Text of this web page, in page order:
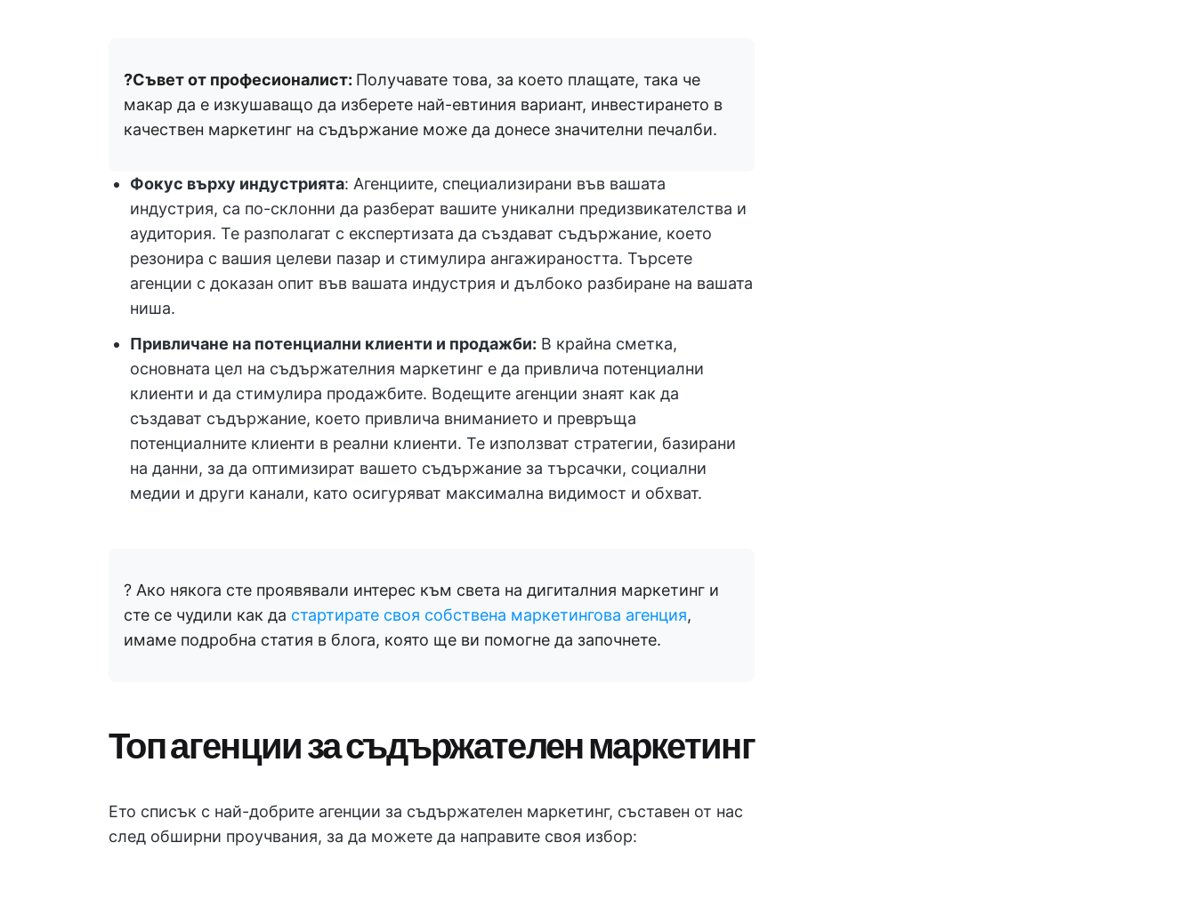
?Съвет от професионалист: Получавате това, за което плащате, така че
макар да е изкушаващо да изберете най-евтиния вариант, инвестирането в
качествен маркетинг на съдържание може да донесе значителни печалби.
Фокус върху индустрията: Агенциите, специализирани във вашата
индустрия, са по-склонни да разберат вашите уникални предизвикателства и
аудитория. Те разполагат с експертизата да създават съдържание, което
резонира с вашия целеви пазар и стимулира ангажираността. Търсете
агенции с доказан опит във вашата индустрия и дълбоко разбиране на вашата
ниша.
Привличане на потенциални клиенти и продажби: В крайна сметка,
основната цел на съдържателния маркетинг е да привлича потенциални
клиенти и да стимулира продажбите. Водещите агенции знаят как да
създават съдържание, което привлича вниманието и превръща
потенциалните клиенти в реални клиенти. Те използват стратегии, базирани
на данни, за да оптимизират вашето съдържание за търсачки, социални
медии и други канали, като осигуряват максимална видимост и обхват.
? Ако някога сте проявявали интерес към света на дигиталния маркетинг и
сте се чудили как да стартирате своя собствена маркетингова агенция,
имаме подробна статия в блога, която ще ви помогне да започнете.
Топ агенции за съдържателен маркетинг
Ето списък с най-добрите агенции за съдържателен маркетинг, съставен от нас
след обширни проучвания, за да можете да направите своя избор: